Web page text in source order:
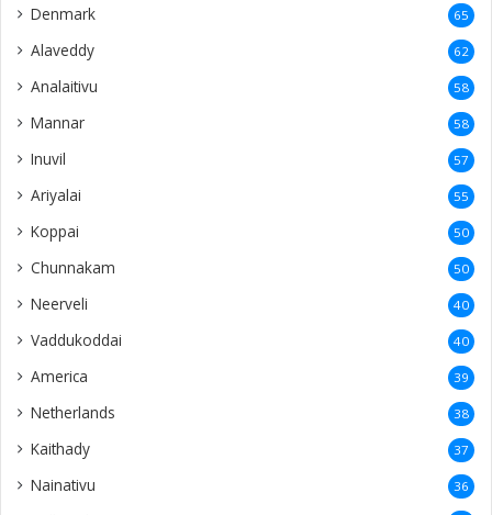
Denmark 65
Alaveddy 62
Analaitivu 58
Mannar 58
Inuvil 57
Ariyalai 55
Koppai 50
Chunnakam 50
Neerveli 40
Vaddukoddai 40
America 39
Netherlands 38
Kaithady 37
Nainativu 36